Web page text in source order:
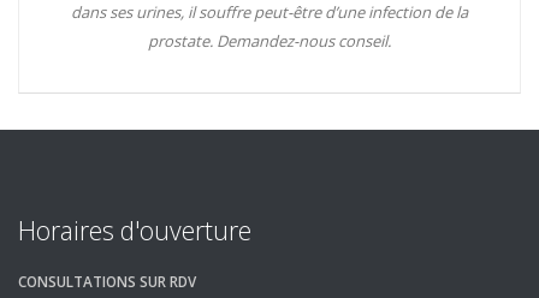
dans ses urines, il souffre peut-être d’une infection de la
prostate. Demandez-nous conseil.
Horaires d'ouverture
CONSULTATIONS SUR RDV